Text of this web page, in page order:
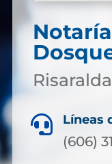
Risaralda
 Líneas
(606)